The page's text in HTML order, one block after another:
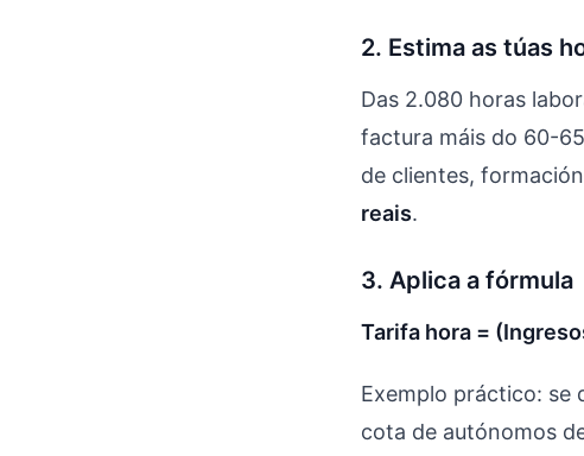
2. Estima as túas
Das 2.080 horas
factura máis do 60-
de clientes,
reais.
3. Aplica a fórmula
Tarifa hora =
Exemplo práctico: se
cota de autónomos